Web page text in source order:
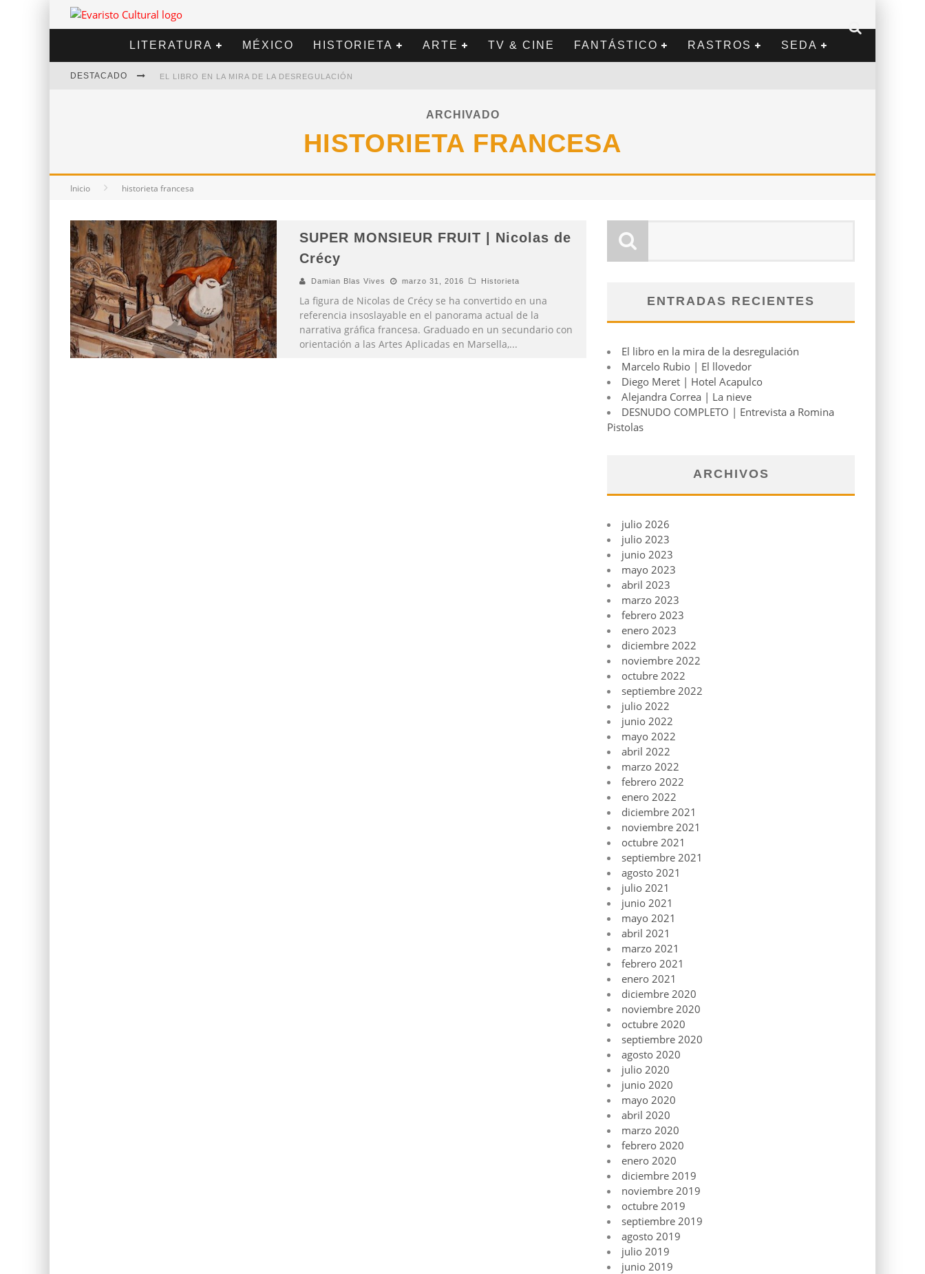
LITERATURA MÉXICO HISTORIETA ARTE TV & CINE FANTÁSTICO RASTROS SEDA
DESTACADO EL LIBRO EN LA MIRA DE LA DESREGULACIÓN
DIEGO MERET | HOTEL ACAPULCO
ARCHIVADO
HISTORIETA FRANCESA
Inicio historieta francesa
SUPER MONSIEUR FRUIT | Nicolas de
Crécy
Damian Blas Vives marzo 31, 2016 Historieta
La figura de Nicolas de Crécy se ha convertido en una
referencia insoslayable en el panorama actual de la
narrativa gráfica francesa. Graduado en un secundario con
orientación a las Artes Aplicadas en Marsella,...
ENTRADAS RECIENTES
El libro en la mira de la desregulación
Marcelo Rubio | El llovedor
Diego Meret | Hotel Acapulco
Alejandra Correa | La nieve
DESNUDO COMPLETO | Entrevista a Romina
Pistolas
ARCHIVOS
julio 2026
julio 2023
junio 2023
mayo 2023
abril 2023
marzo 2023
febrero 2023
enero 2023
diciembre 2022
noviembre 2022
octubre 2022
septiembre 2022
julio 2022
junio 2022
mayo 2022
abril 2022
marzo 2022
febrero 2022
enero 2022
diciembre 2021
noviembre 2021
octubre 2021
septiembre 2021
agosto 2021
julio 2021
junio 2021
mayo 2021
abril 2021
marzo 2021
febrero 2021
enero 2021
diciembre 2020
noviembre 2020
octubre 2020
septiembre 2020
agosto 2020
julio 2020
junio 2020
mayo 2020
abril 2020
marzo 2020
febrero 2020
enero 2020
diciembre 2019
noviembre 2019
octubre 2019
septiembre 2019
agosto 2019
julio 2019
junio 2019